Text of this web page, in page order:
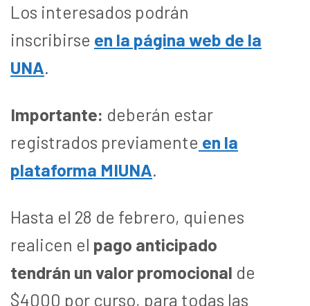
Los interesados podrán
inscribirse en la página web de la
UNA.
Importante: deberán estar
registrados previamente en la
plataforma MIUNA.
Hasta el 28 de febrero, quienes
realicen el pago anticipado
tendrán un valor promocional de
$4000 por curso, para todas las